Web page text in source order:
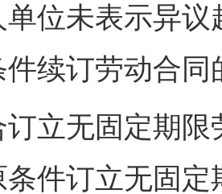
位未表示异
续订劳动合
无固定期限
件订立无固